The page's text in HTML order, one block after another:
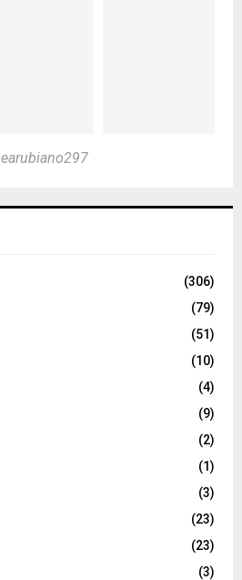
(306)
(79)
(51)
(10)
(4)
(9)
(2)
(1)
(3)
(23)
(23)
(3)